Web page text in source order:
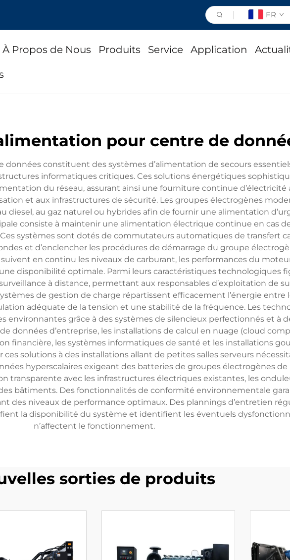
FR
À Propos de Nous Produits Service Application
pour centre de
données constituent des systèmes d’alimentation de secours
informatiques critiques. Ces solutions énergétiques
du réseau, assurant ainsi une fourniture continue d’électricité
et aux infrastructures de sécurité. Les groupes électrogènes
diesel, au gaz naturel ou hybrides afin de fournir une alimentation
consiste à maintenir une alimentation électrique continue en cas
systèmes sont dotés de commutateurs automatiques de transfert
et d’enclencher les procédures de démarrage du groupe
en continu les niveaux de carburant, les performances du
disponibilité optimale. Parmi leurs caractéristiques technologiques
à distance, permettant aux responsables d’exploitation de
de gestion de charge répartissent efficacement l’énergie entre
adéquate de la tension et une stabilité de la fréquence. Les
environnantes grâce à des systèmes de silencieux perfectionnés et à
données d’entreprise, les installations de calcul en nuage (cloud
financière, les systèmes informatiques de santé et les installations
solutions à des installations allant de petites salles serveurs
hyperscalaires exigeant des batteries de groupes électrogènes
transparente avec les infrastructures électriques existantes, les
bâtiments. Des fonctionnalités de conformité environnementale
des niveaux de performance optimaux. Des plannings d’entretien
la disponibilité du système et identifient les éventuels
n’affectent le fonctionnement.
sorties de produits